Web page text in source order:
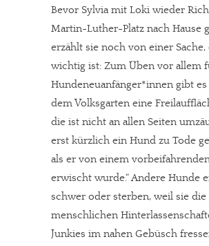
Werbung. Beide Einnahmequellen sind in
stark zurückgegangen.
Solltest Du unsere unabhängige
kannst Du uns mit einer kleinen Spende
Paypal - danke@meinesuedstadt.de
JETZT SPENDEN Schon erledigt!
Bevor Sylvia mit Loki wieder
Martin-Luther-Platz nach Hause
erzählt sie noch von einer
wichtig ist: Zum Üben vor allem
Hundeneuanfänger*innen gibt
dem Volksgarten eine
die ist nicht an allen Seiten
erst kürzlich ein Hund zu Tode
als er von einem
erwischt wurde.“ Andere Hunde
schwer oder sterben, weil sie die
menschlichen
Junkies im nahen Gebüsch